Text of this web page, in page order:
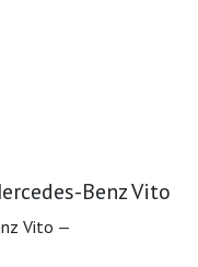
Benz Vito
Vito —